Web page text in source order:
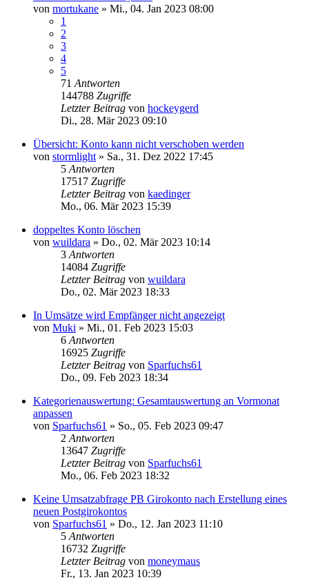
von mortukane » Mi., 04. Jan 2023 08:00
1
2
3
4
5
71 Antworten
144788 Zugriffe
Letzter Beitrag von hockeygerd
Di., 28. Mär 2023 09:10
Übersicht: Konto kann nicht verschoben werden
von stormlight » Sa., 31. Dez 2022 17:45
5 Antworten
17517 Zugriffe
Letzter Beitrag von kaedinger
Mo., 06. Mär 2023 15:39
doppeltes Konto löschen
von wuildara » Do., 02. Mär 2023 10:14
3 Antworten
14084 Zugriffe
Letzter Beitrag von wuildara
Do., 02. Mär 2023 18:33
In Umsätze wird Empfänger nicht angezeigt
von Muki » Mi., 01. Feb 2023 15:03
6 Antworten
16925 Zugriffe
Letzter Beitrag von Sparfuchs61
Do., 09. Feb 2023 18:34
Kategorienauswertung: Gesamtauswertung an Vormonat
anpassen
von Sparfuchs61 » So., 05. Feb 2023 09:47
2 Antworten
13647 Zugriffe
Letzter Beitrag von Sparfuchs61
Mo., 06. Feb 2023 18:32
Keine Umsatzabfrage PB Girokonto nach Erstellung eines
neuen Postgirokontos
von Sparfuchs61 » Do., 12. Jan 2023 11:10
5 Antworten
16732 Zugriffe
Letzter Beitrag von moneymaus
Fr., 13. Jan 2023 10:39